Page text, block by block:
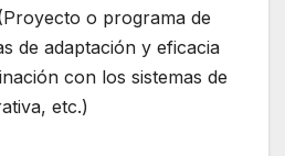
o programa de
de adaptación y eficacia
con los sistemas de
etc.)